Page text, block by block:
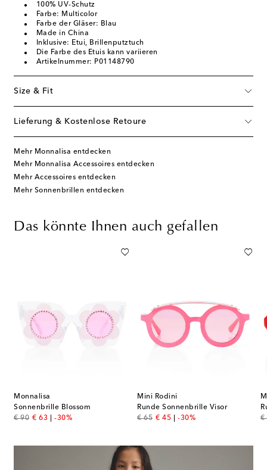
100% UV-Schutz
Farbe: Multicolor
Farbe der Gläser: Blau
Made in China
Inklusive: Etui, Brillenputztuch
Die Farbe des Etuis kann variieren
Artikelnummer: P01148790
Size & Fit
Lieferung & Kostenlose Retoure
Mehr Monnalisa entdecken
Mehr Monnalisa Accessoires entdecken
Mehr Accessoires entdecken
Mehr Sonnenbrillen entdecken
Das könnte Ihnen auch gefallen
Monnalisa
Sonnenbrille Blossom
€ 90
original price
€ 63
discount price
-30%
Mini Rodini
Runde Sonnenbrille Visor
€ 65
original price
€ 45
discount price
-30%
€